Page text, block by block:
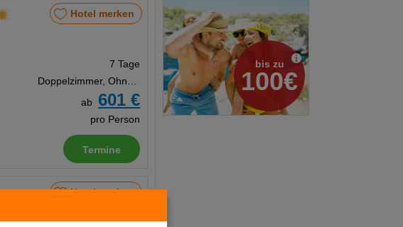
bis zu
100€
Hotel merken
7 Tage
Doppelzimmer, Ohne Verpflegung
ab
601 €
pro Person
Termine
Hotel merken